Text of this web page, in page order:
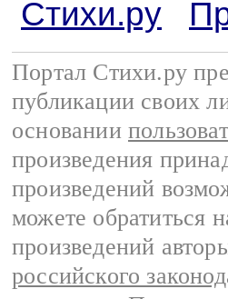
Стихи.ру
Портал Стихи.ру
публикации своих
основании
произведения
произведений
можете обратиться
произведений
российского